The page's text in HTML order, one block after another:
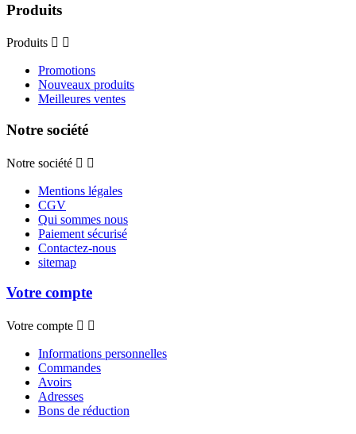
Produits
Produits  
Promotions
Nouveaux produits
Meilleures ventes
Notre société
Notre société  
Mentions légales
CGV
Qui sommes nous
Paiement sécurisé
Contactez-nous
sitemap
Votre compte
Votre compte  
Informations personnelles
Commandes
Avoirs
Adresses
Bons de réduction